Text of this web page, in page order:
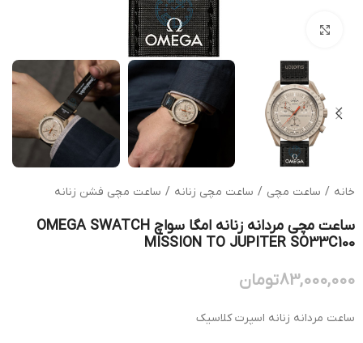
خانه / ساعت مچی / ساعت مچی زنانه / ساعت مچی فشن زنانه
ساعت مچی مردانه زنانه امگا سواچ OMEGA SWATCH
MISSION TO JUPITER SO33C100
83,000,000تومان
ساعت مردانه زنانه اسپرت کلاسیک